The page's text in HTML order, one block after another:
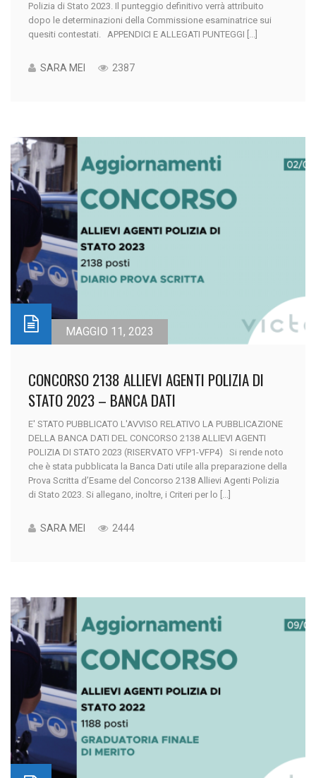
Polizia di Stato 2023. Il punteggio definitivo verrà attribuito
dopo le determinazioni della Commissione esaminatrice sui
quesiti contestati. APPENDICI E ALLEGATI PUNTEGGI [...]
SARA MEI 2387
MAGGIO 11, 2023
CONCORSO 2138 ALLIEVI AGENTI POLIZIA DI
STATO 2023 – BANCA DATI
E' STATO PUBBLICATO L'AVVISO RELATIVO LA PUBBLICAZIONE
DELLA BANCA DATI DEL CONCORSO 2138 ALLIEVI AGENTI
POLIZIA DI STATO 2023 (RISERVATO VFP1-VFP4) Si rende noto
che è stata pubblicata la Banca Dati utile alla preparazione della
Prova Scritta d’Esame del Concorso 2138 Allievi Agenti Polizia
di Stato 2023. Si allegano, inoltre, i Criteri per lo [...]
SARA MEI 2444